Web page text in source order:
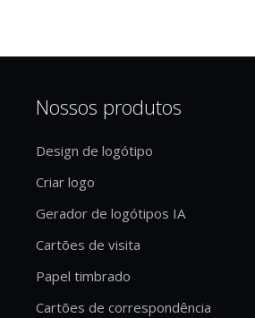
Nossos produtos
Design de logótipo
Criar logo
Gerador de logótipos IA
Cartões de visita
Papel timbrado
Cartões de correspondência